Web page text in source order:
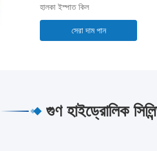
হালকা ইস্পাত কিল
সেরা দাম পান
গুণ হাইড্রোলিক